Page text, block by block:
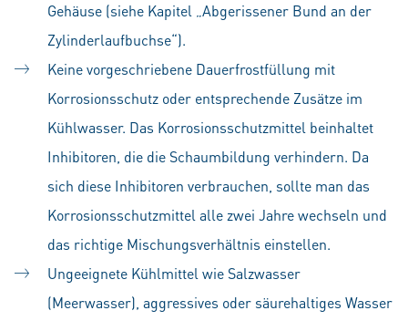
Gehäuse (siehe Kapitel „Abgerissener Bund an der
Zylinderlaufbuchse“).
Keine vorgeschriebene Dauerfrostfüllung mit
Korrosionsschutz oder entsprechende Zusätze im
Kühlwasser. Das Korrosionsschutzmittel beinhaltet
Inhibitoren, die die Schaumbildung verhindern. Da
sich diese Inhibitoren verbrauchen, sollte man das
Korrosionsschutzmittel alle zwei Jahre wechseln und
das richtige Mischungsverhältnis einstellen.
Ungeeignete Kühlmittel wie Salzwasser
(Meerwasser), aggressives oder säurehaltiges Wasser